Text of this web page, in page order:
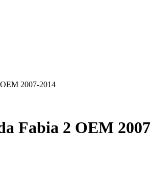
OEM 2007-2014
Fabia 2 OEM